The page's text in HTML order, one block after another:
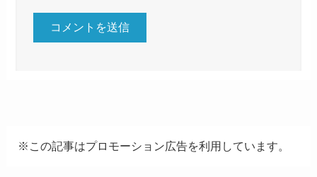
※この記事はプロモーション広告を利用しています。